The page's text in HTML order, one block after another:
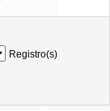
Registro(s)